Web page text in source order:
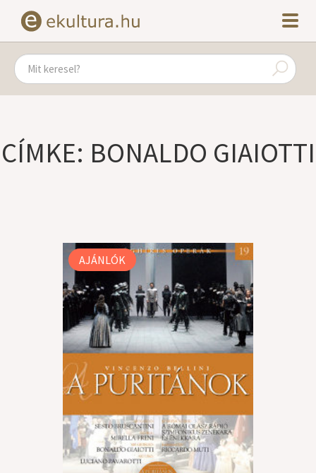
CÍMKE: BONALDO GIAIOTTI
AJÁNLÓK